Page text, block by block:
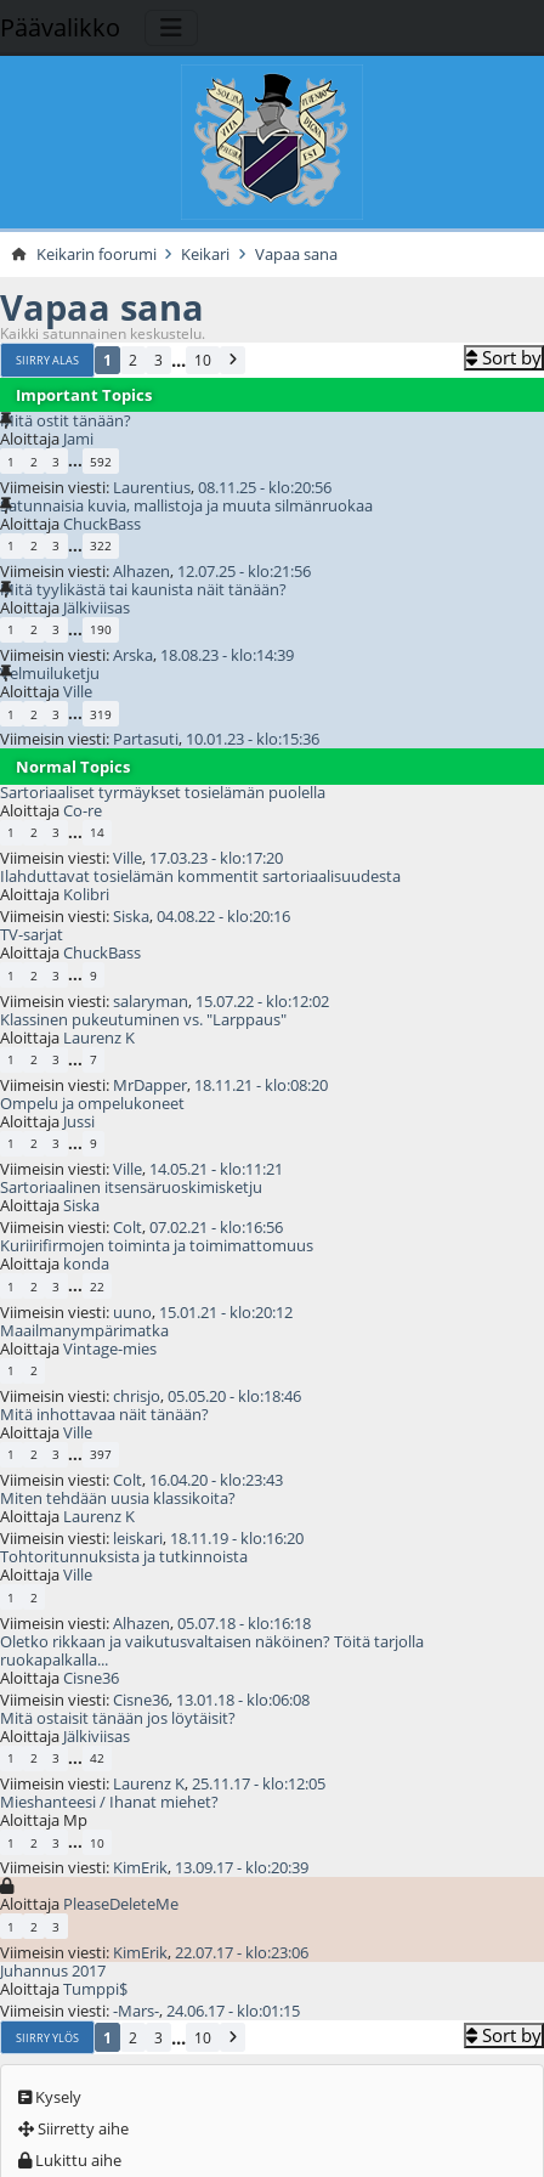
Päävalikko
Keikarin foorumi Keikari Vapaa sana
Vapaa sana
Kaikki satunnainen keskustelu.
SIIRRY ALAS 1 2 3 ... 10 Sort by
Important Topics
Mitä ostit tänään?
Aloittaja Jami
1 2 3 ... 592
Viimeisin viesti: Laurentius,08.11.25 - klo:20:56
Satunnaisia kuvia, mallistoja ja muuta silmänruokaa
AloittajaChuckBass
1 2 3 ... 322
Viimeisin viesti:Alhazen, 12.07.25 - klo:21:56
Mitä tyylikästä tai kaunista näit tänään?
Aloittaja Jälkiviisas
1 2 3 ... 190
Viimeisin viesti:Arska, 18.08.23 - klo:14:39
Velmuiluketju
AloittajaVille
1 2 3 ... 319
Viimeisin viesti: Partasuti, 10.01.23 - klo:15:36
Normal Topics
Sartoriaaliset tyrmäykset tosielämän puolella
AloittajaCo-re
1 2 3 ... 14
Viimeisin viesti:Ville, 17.03.23 - klo:17:20
Ilahduttavat tosielämän kommentit sartoriaalisuudesta
Aloittaja Kolibri
Viimeisin viesti:Siska,04.08.22 - klo:20:16
TV-sarjat
AloittajaChuckBass
1 2 3 ... 9
Viimeisin viesti:salaryman, 15.07.22 - klo:12:02
Klassinen pukeutuminen vs. "Larppaus"
Aloittaja Laurenz K
1 2 3 ... 7
Viimeisin viesti: MrDapper, 18.11.21 - klo:08:20
Ompelu ja ompelukoneet
Aloittaja Jussi
1 2 3 ... 9
Viimeisin viesti:Ville, 14.05.21 - klo:11:21
Sartoriaalinen itsensäruoskimisketju
AloittajaSiska
Viimeisin viesti:Colt,07.02.21 - klo:16:56
Kuriirifirmojen toiminta ja toimimattomuus
Aloittaja konda
1 2 3 ... 22
Viimeisin viesti: uuno, 15.01.21 - klo:20:12
Maailmanympärimatka
AloittajaVintage-mies
1 2
Viimeisin viesti:chrisjo,05.05.20 - klo:18:46
Mitä inhottavaa näit tänään?
AloittajaVille
1 2 3 ... 397
Viimeisin viesti:Colt, 16.04.20 - klo:23:43
Miten tehdään uusia klassikoita?
Aloittaja Laurenz K
Viimeisin viesti: leiskari, 18.11.19 - klo:16:20
Tohtoritunnuksista ja tutkinnoista
AloittajaVille
1 2
Viimeisin viesti:Alhazen,05.07.18 - klo:16:18
Oletko rikkaan ja vaikutusvaltaisen näköinen? Töitä tarjolla
ruokapalkalla...
AloittajaCisne36
Viimeisin viesti:Cisne36, 13.01.18 - klo:06:08
Mitä ostaisit tänään jos löytäisit?
Aloittaja Jälkiviisas
1 2 3 ... 42
Viimeisin viesti: Laurenz K,25.11.17 - klo:12:05
Mieshanteesi / Ihanat miehet?
Aloittaja Mp
1 2 3 ... 10
Viimeisin viesti: KimErik, 13.09.17 - klo:20:39
.
Aloittaja PleaseDeleteMe
1 2 3
Viimeisin viesti: KimErik,22.07.17 - klo:23:06
Juhannus 2017
AloittajaTumppi$
Viimeisin viesti:-Mars-,24.06.17 - klo:01:15
SIIRRY YLÖS 1 2 3 ... 10 Sort by
Kysely
Siirretty aihe
Lukittu aihe